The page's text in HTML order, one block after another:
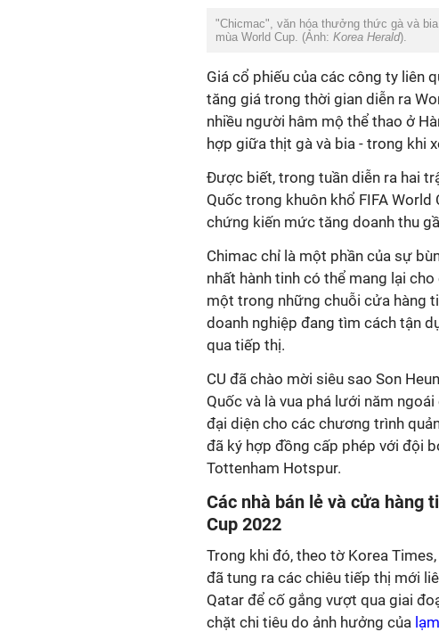
"Chicmac", văn hóa thưởng thức gà và
mùa World Cup. (Ảnh: Korea Herald).
Giá cổ phiếu của các công ty liên
tăng giá trong thời gian diễn ra
nhiều người hâm mộ thể thao ở
hợp giữa thịt gà và bia - trong khi
Được biết, trong tuần diễn ra hai
Quốc trong khuôn khổ FIFA
chứng kiến ​​mức tăng doanh thu
Chimac chỉ là một phần của sự
nhất hành tinh có thể mang lại cho
một trong những chuỗi cửa hàng
doanh nghiệp đang tìm cách tận
qua tiếp thị.
CU đã chào mời siêu sao Son
Quốc và là vua phá lưới năm
đại diện cho các chương trình
đã ký hợp đồng cấp phép với đội
Tottenham Hotspur.
Các nhà bán lẻ và cửa hàng
Cup 2022
Trong khi đó, theo tờ Korea
đã tung ra các chiêu tiếp thị mới
Qatar để cố gắng vượt qua giai
chặt chi tiêu do ảnh hưởng của